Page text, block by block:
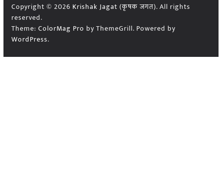
Copyright © 2026 Krishak Jagat (कृषक जगत). All rights
reserved.
Theme: ColorMag Pro by ThemeGrill. Powered by
WordPress.